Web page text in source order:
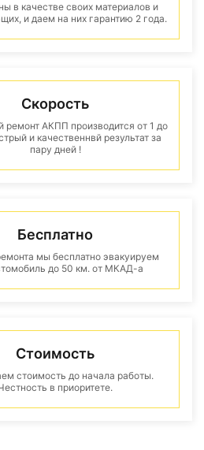
в качестве своих материалов и
и даем на них гарантию 2 года.
Скорость
ремонт АКПП производится от 1 до
и качественнвй результат за
пару дней !
Бесплатно
мы бесплатно эвакуируем
до 50 км. от МКАД-а
Стоимость
стоимость до начала работы.
в приоритете.